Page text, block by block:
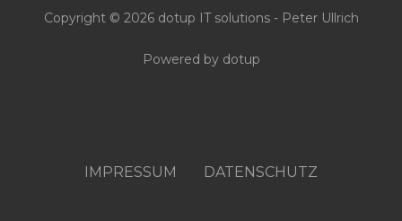
Copyright © 2026 dotup IT solutions - Peter Ullrich
Powered by dotup
IMPRESSUM DATENSCHUTZ